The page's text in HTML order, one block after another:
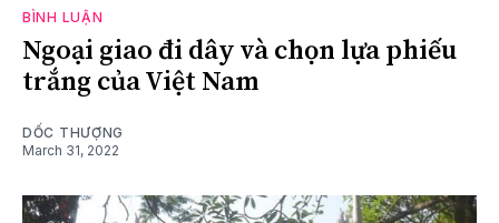
BÌNH LUẬN
Ngoại giao đi dây và chọn lựa phiếu
trắng của Việt Nam
DỐC THƯỢNG
March 31, 2022